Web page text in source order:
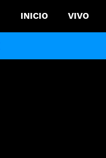
INICIO VIVO